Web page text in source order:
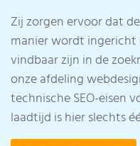
Zij zorgen ervoor dat
manier wordt ingericht
vindbaar zijn in de
onze afdeling
technische SEO-eisen
laadtijd is hier slechts